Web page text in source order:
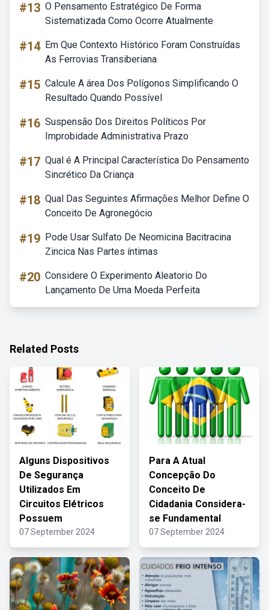
#13 O Pensamento Estratégico De Forma
Sistematizada Como Ocorre Atualmente
#14 Em Que Contexto Histórico Foram Construídas
As Ferrovias Transiberiana
#15 Calcule A área Dos Polígonos Simplificando O
Resultado Quando Possível
#16 Suspensão Dos Direitos Políticos Por
Improbidade Administrativa Prazo
#17 Qual é A Principal Característica Do Pensamento
Sincrético Da Criança
#18 Qual Das Seguintes Afirmações Melhor Define O
Conceito De Agronegócio
#19 Pode Usar Sulfato De Neomicina Bacitracina
Zincica Nas Partes íntimas
#20 Considere O Experimento Aleatorio Do
Lançamento De Uma Moeda Perfeita
Related Posts
Alguns Dispositivos
De Segurança
Utilizados Em
Circuitos Elétricos
Possuem
07 September 2024
Para A Atual
Concepção Do
Conceito De
Cidadania Considera-
se Fundamental
07 September 2024